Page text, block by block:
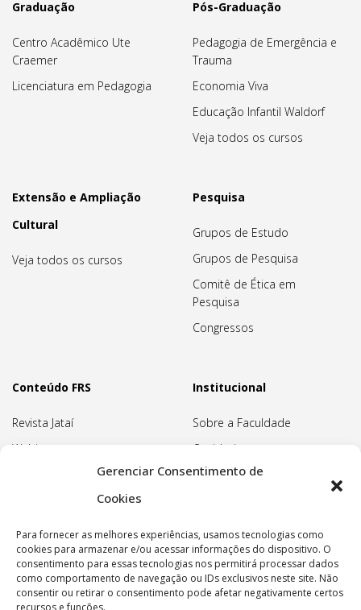
Gerenciar Consentimento de
Cookies
Para fornecer as melhores experiências, usamos tecnologias como
cookies para armazenar e/ou acessar informações do dispositivo. O
consentimento para essas tecnologias nos permitirá processar dados
como comportamento de navegação ou IDs exclusivos neste site. Não
consentir ou retirar o consentimento pode afetar negativamente certos
recursos e funções.
Graduação
Centro Acadêmico Ute
Craemer
Licenciatura em Pedagogia
Pós-Graduação
Pedagogia de Emergência e
Trauma
Economia Viva
Educação Infantil Waldorf
Veja todos os cursos
Extensão e Ampliação
Cultural
Veja todos os cursos
Pesquisa
Grupos de Estudo
Grupos de Pesquisa
Comitê de Ética em
Pesquisa
Congressos
Conteúdo FRS
Revista Jataí
Webinars
Institucional
Sobre a Faculdade
Ouvidoria
Pedagogia Waldorf
Nossa Sede
Política de privacidade